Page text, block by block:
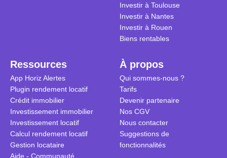
Investir à Toulouse
Investir à Nantes
Investir à Rouen
Biens rentables
Ressources
App Horiz Alertes
Plugin rendement locatif
Crédit immobilier
Investissement immobilier
Investissement locatif
Calcul rendement locatif
Gestion locataire
Aide - Communauté
À propos
Qui sommes-nous ?
Tarifs
Devenir partenaire
Nos CGV
Nous contacter
Suggestions de
fonctionnalités